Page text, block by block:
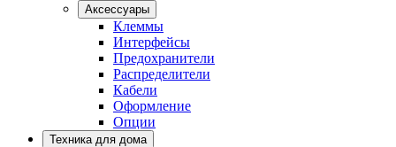
Аксессуары
Клеммы
Интерфейсы
Предохранители
Распределители
Кабели
Оформление
Опции
Техника для дома